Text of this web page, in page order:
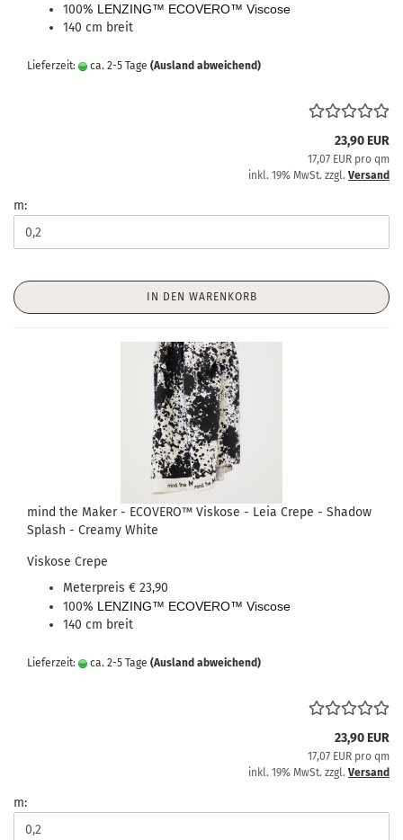
100% LENZING™ ECOVERO™ Viscose
140 cm breit
Lieferzeit: ca. 2-5 Tage (Ausland abweichend)
23,90 EUR
17,07 EUR pro qm
inkl. 19% MwSt. zzgl. Versand
m:
IN DEN WARENKORB
mind the Maker - ECOVERO™ Viskose - Leia Crepe - Shadow
Splash - Creamy White
Viskose Crepe
Meterpreis € 23,90
100% LENZING™ ECOVERO™ Viscose
140 cm breit
Lieferzeit: ca. 2-5 Tage (Ausland abweichend)
23,90 EUR
17,07 EUR pro qm
inkl. 19% MwSt. zzgl. Versand
m: